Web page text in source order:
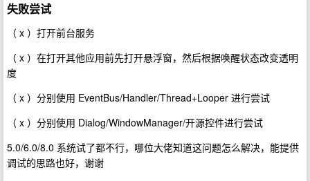
失败尝试
（ x ）打开前台服务
（ x ）在打开其他应用前先打开悬浮窗，然后根据唤醒状态改变透明
度
（ x ）分别使用 EventBus/Handler/Thread+Looper 进行尝试
（ x ）分别使用 Dialog/WindowManager/开源控件进行尝试
5.0/6.0/8.0 系统试了都不行，哪位大佬知道这问题怎么解决，能提供
调试的思路也好，谢谢